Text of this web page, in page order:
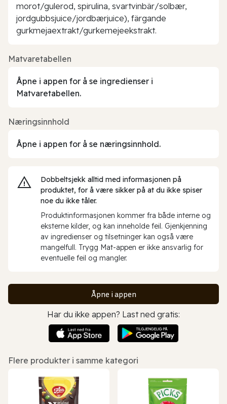
morot/gulerod, spirulina, svartvinbär/solbær,
jordgubbsjuice/jordbærjuice), färgande
gurkmejaextrakt/gurkemejeekstrakt.
Matvaretabellen
Åpne i appen for å se ingredienser i
Matvaretabellen.
Næringsinnhold
Åpne i appen for å se næringsinnhold.
Dobbeltsjekk alltid med informasjonen på
produktet, for å være sikker på at du ikke spiser
noe du ikke tåler.
Produktinformasjonen kommer fra både interne og
eksterne kilder, og kan inneholde feil. Gjenkjenning
av ingredienser og tilsetninger kan også være
mangelfull. Trygg Mat-appen er ikke ansvarlig for
eventuelle feil og mangler.
Åpne i appen
Har du ikke appen? Last ned gratis:
Flere produkter i samme kategori